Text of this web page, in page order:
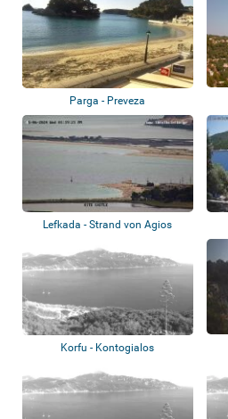
Parga - Preveza
Lefkada - Strand von Agios
Korfu - Kontogialos